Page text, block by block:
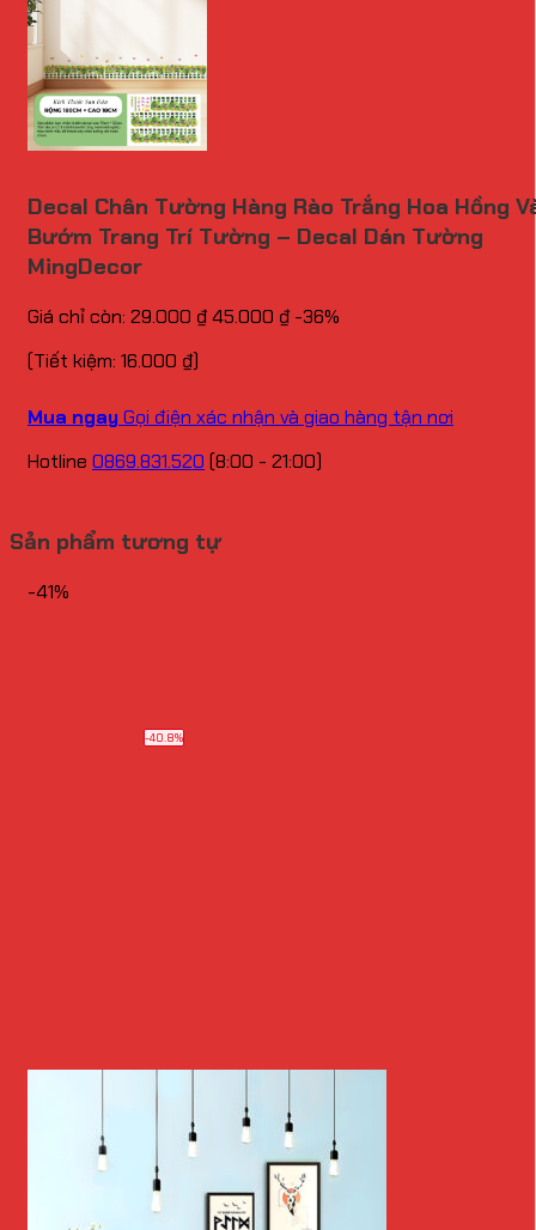
Decal Chân Tường Hàng Rào Trắng Hoa Hồng
Bướm Trang Trí Tường – Decal Dán Tường
MingDecor
Giá chỉ còn: 29.000 ₫45.000 ₫ -36%
(Tiết kiệm: 16.000 ₫)
Mua ngayGọi điện xác nhận và giao hàng tận nơi
Hotline 0869.831.520 (8:00 - 21:00)
Sản phẩm tương tự
-41%
-40.8%